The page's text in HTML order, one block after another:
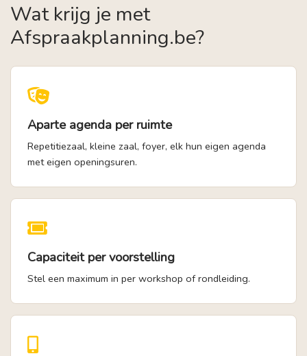
Wat krijg je met
Afspraakplanning.be?
Aparte agenda per ruimte
Repetitiezaal, kleine zaal, foyer, elk hun eigen agenda
met eigen openingsuren.
Capaciteit per voorstelling
Stel een maximum in per workshop of rondleiding.